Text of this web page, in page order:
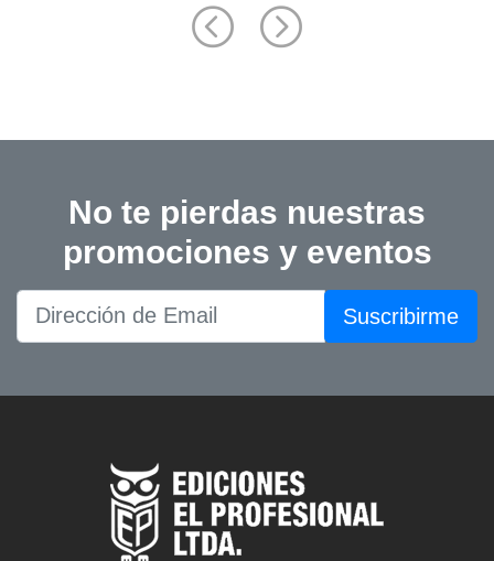
No te pierdas nuestras
promociones y eventos
Suscribirme